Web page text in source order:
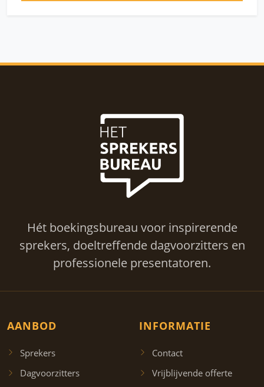
Hét boekingsbureau voor inspirerende
sprekers, doeltreffende dagvoorzitters en
professionele presentatoren.
AANBOD
Sprekers
Dagvoorzitters
INFORMATIE
Contact
Vrijblijvende offerte